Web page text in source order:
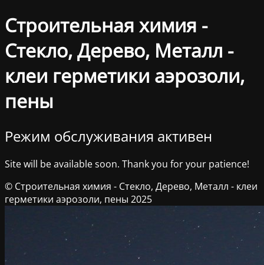
Строительная химия -
Стекло, Дерево, Металл -
клеи герметики аэрозоли,
пены
Режим обслуживания активен
Site will be available soon. Thank you for your patience!
© Строительная химия - Стекло, Дерево, Металл - клеи
герметики аэрозоли, пены 2025